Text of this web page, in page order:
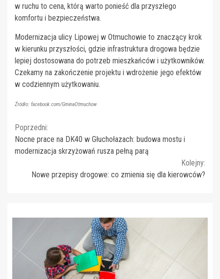
w ruchu to cena, którą warto ponieść dla przyszłego
komfortu i bezpieczeństwa.
Modernizacja ulicy Lipowej w Otmuchowie to znaczący krok
w kierunku przyszłości, gdzie infrastruktura drogowa będzie
lepiej dostosowana do potrzeb mieszkańców i użytkowników.
Czekamy na zakończenie projektu i wdrożenie jego efektów
w codziennym użytkowaniu.
Źródło: facebook.com/GminaOtmuchow
Continue
Reading
Poprzedni:
Nocne prace na DK40 w Głuchołazach: budowa mostu i
modernizacja skrzyżowań rusza pełną parą
Kolejny:
Nowe przepisy drogowe: co zmienia się dla kierowców?